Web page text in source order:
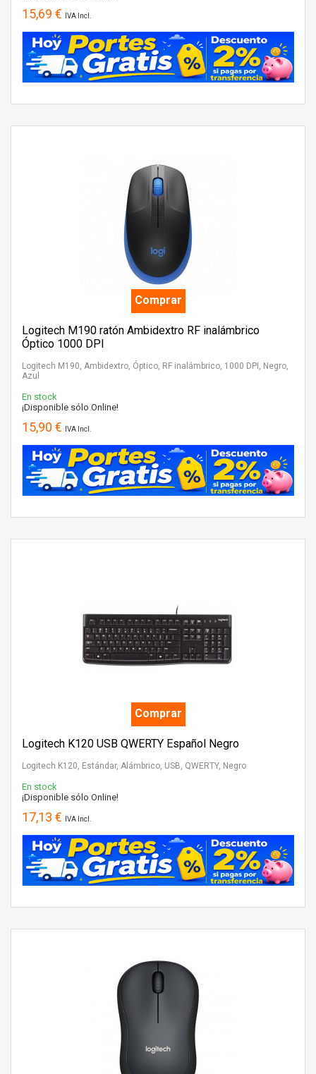
15,69 € IVA Incl.
Comprar
Logitech M190 ratón Ambidextro RF inalámbrico
Óptico 1000 DPI
Logitech M190, Ambidextro, Óptico, RF inalámbrico, 1000 DPI, Negro,
Azul
En stock
¡Disponible sólo Online!
15,90 € IVA Incl.
Comprar
Logitech K120 USB QWERTY Español Negro
Logitech K120, Estándar, Alámbrico, USB, QWERTY, Negro
En stock
¡Disponible sólo Online!
17,13 € IVA Incl.